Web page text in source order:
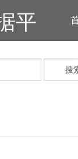
平
搜